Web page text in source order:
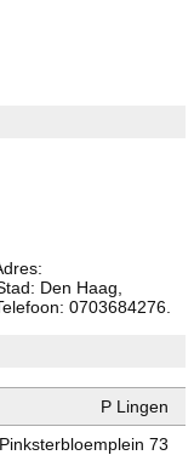
Den Haag,
0703684276.
P Lingen
Pinksterbloemplein 73